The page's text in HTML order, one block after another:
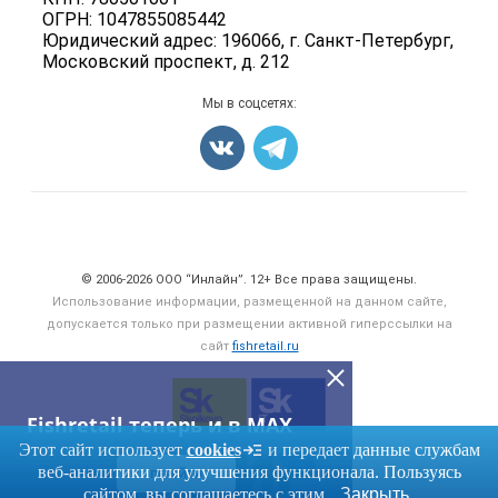
Fishretail теперь и в MAX
ПЕРЕЙТИ
ОГРН: 1047855085442
Юридический адрес: 196066, г. Санкт-Петербург,
Московский проспект, д. 212
Вакансии
Блог
Полуфабрикаты
Консервы
Карта объявлений
Мы в соцсетях:
© 2006‑2026 ООО “Инлайн”. 12+ Все права защищены.
Использование информации, размещенной на данном сайте,
допускается только при размещении активной гиперссылки на
сайт fishretail.ru
Этот сайт использует cookies
и передает данные службам
веб-аналитики для улучшения функционала. Пользуясь
сайтом, вы соглашаетесь с этим.
Закрыть